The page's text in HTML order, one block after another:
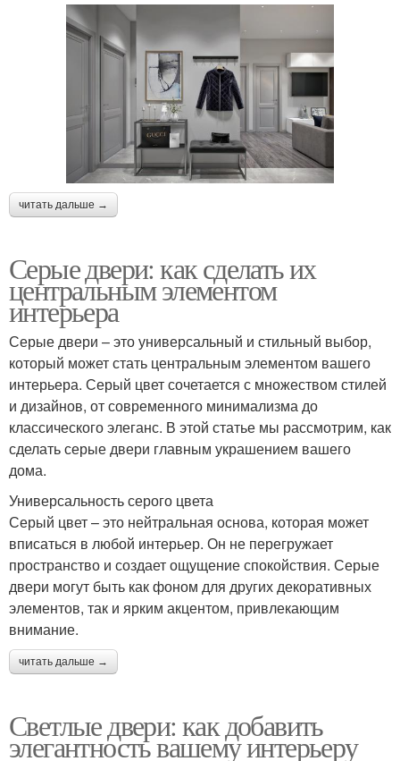
читать дальше →
Серые двери: как сделать их
центральным элементом
интерьера
Серые двери – это универсальный и стильный выбор,
который может стать центральным элементом вашего
интерьера. Серый цвет сочетается с множеством стилей
и дизайнов, от современного минимализма до
классического элеганс. В этой статье мы рассмотрим, как
сделать серые двери главным украшением вашего
дома.
Универсальность серого цвета
Серый цвет – это нейтральная основа, которая может
вписаться в любой интерьер. Он не перегружает
пространство и создает ощущение спокойствия. Серые
двери могут быть как фоном для других декоративных
элементов, так и ярким акцентом, привлекающим
внимание.
читать дальше →
Светлые двери: как добавить
элегантность вашему интерьеру